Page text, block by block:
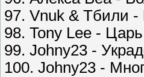
97. Vnuk & Тбили
98. Tony Lee -
99. Johny23 -
100. Johny23 -